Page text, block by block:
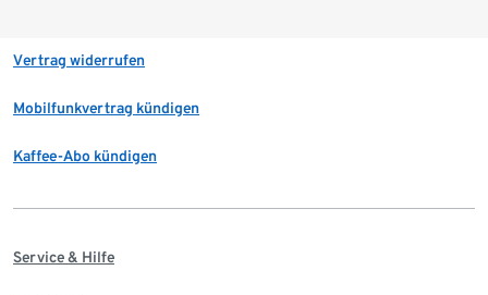
Vertrag widerrufen
Mobilfunkvertrag kündigen
Kaffee-Abo kündigen
Service & Hilfe